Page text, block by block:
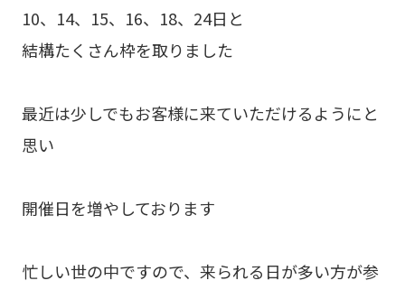
10、14、15、16、18、24日と
結構たくさん枠を取りました
最近は少しでもお客様に来ていただけるようにと
思い
開催日を増やしております
忙しい世の中ですので、来られる日が多い方が参